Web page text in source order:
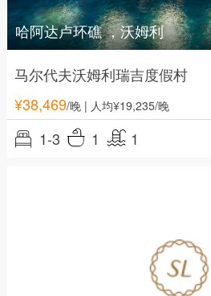
哈阿达卢环礁 ，沃姆利
马尔代夫沃姆利瑞吉度假村
¥38,469/晚| 人均¥19,235/晚
1-3 1 1